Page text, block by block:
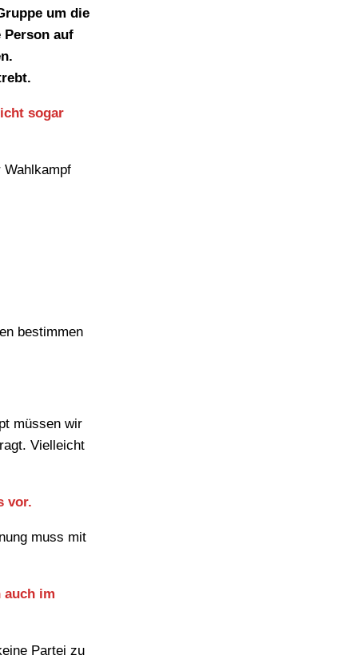
um die
Person auf
sogar
bestimmen
müssen wir
Vielleicht
vor.
muss mit
auch im
Partei zu